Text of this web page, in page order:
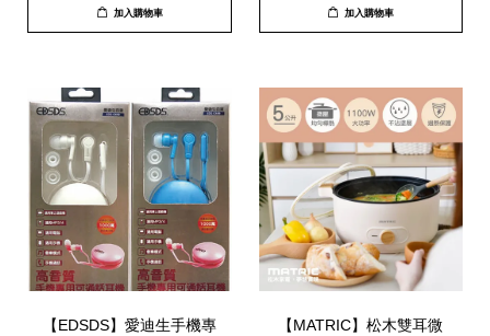
加入購物車 加入購物車
【EDSDS】愛迪生手機專
【MATRIC】松木雙耳微